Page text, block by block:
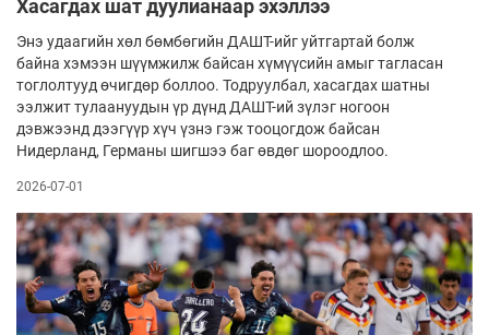
Хасагдах шат дуулианаар эхэллээ
Энэ удаагийн хөл бөмбөгийн ДАШТ-ийг уйтгартай болж
байна хэмээн шүүмжилж байсан хүмүүсийн амыг тагласан
тоглолтууд өчигдөр боллоо. Тодруулбал, хасагдах шат­ны
ээлжит тулаануудын үр дүнд ДАШТ-ий зүлэг ногоон
дэвжээнд дээгүүр хүч үзнэ гэж тооцогдож байсан
Нидерланд, Германы шигшээ баг өвдөг шороодлоо.
2026-07-01